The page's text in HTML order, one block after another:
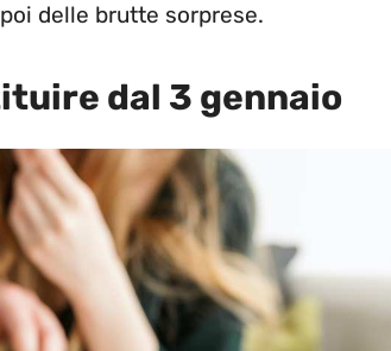
delle brutte sorprese.
dal 3 gennaio